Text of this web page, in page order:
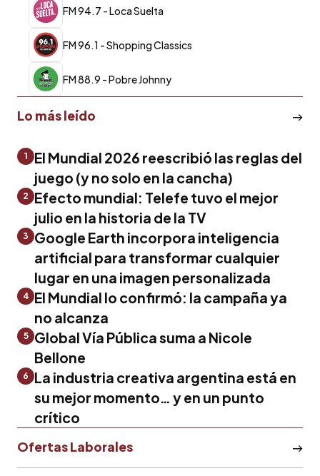
FM 94.7 - Loca Suelta
FM 96.1 - Shopping Classics
FM 88.9 - Pobre Johnny
Lo más leído
1
El Mundial 2026 reescribió las reglas del
juego (y no solo en la cancha)
2
Efecto mundial: Telefe tuvo el mejor
julio en la historia de la TV
3
Google Earth incorpora inteligencia
artificial para transformar cualquier
lugar en una imagen personalizada
4 El Mundial lo confirmó: la campaña ya
no alcanza
5
Global Vía Pública suma a Nicole
Bellone
6
La industria creativa argentina está en
su mejor momento… y en un punto
crítico
Ofertas Laborales